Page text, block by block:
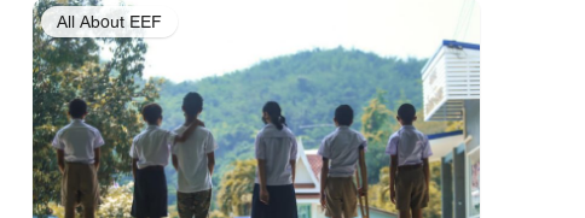
All About EEF